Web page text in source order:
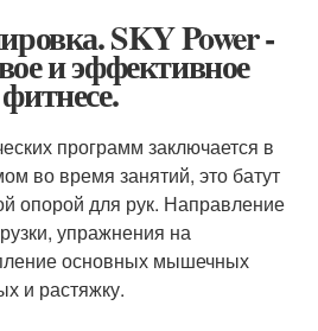
SKY Power -
и эффективное
программ заключается в
во время занятий, это батут
опорой для рук. Направление
упражнения на
основных мышечных
и растяжку.